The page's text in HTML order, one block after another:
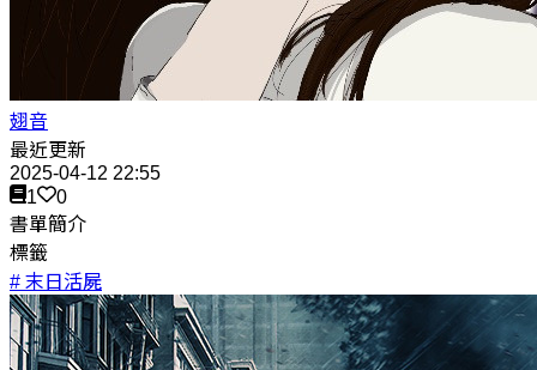
翅音
最近更新
2025-04-12 22:55
1
0
書單簡介
標籤
# 末日活屍